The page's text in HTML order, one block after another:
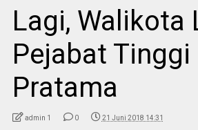
Lagi, Walikota
Pejabat Tinggi
Pratama
admin 1 0 21 Juni 2018 14:31